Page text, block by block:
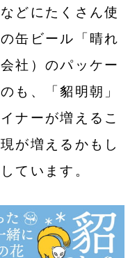
どにたくさん使
缶ビール「晴れ
社）のパッケー
も、「貂明朝」
ナーが増えるこ
が増えるかもし
ています。